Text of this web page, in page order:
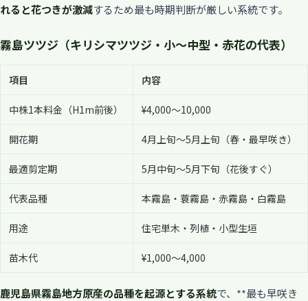
れると花つきが激減するため最も時期判断が厳しい系統です。
霧島ツツジ（キリシマツツジ・小〜中型・赤花の代表）
項目 内容
中株1本料金（H1m前後） ¥4,000〜10,000
開花期 4月上旬〜5月上旬（春・最早咲き）
最適剪定期 5月中旬〜5月下旬（花後すぐ）
代表品種 本霧島・蓑霧島・赤霧島・白霧島
用途 住宅単木・列植・小型生垣
苗木代 ¥1,000〜4,000
鹿児島県霧島地方原産の品種を起源とする系統で、**最も早咲き